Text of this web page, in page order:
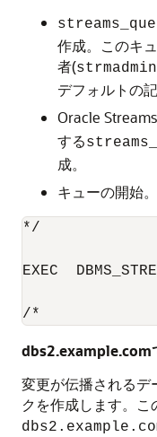
作成。このキ
者(strmadmin
デフォルトの
Oracle
する
成。
キューの開始。
*/
EXEC
/*
dbs2.example.com
変更が伝播されるデ
クを作成します。こ